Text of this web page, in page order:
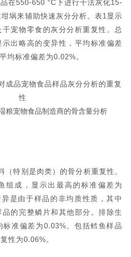
在550-650 °C下进行干法灰化15-
埚来辅助快速灰分分析。表1显示
宠物零食的灰分分析重复性。总
出略高的变异性，平均标准偏差
均标准偏差为0.02%。
成品宠物食品样品灰分分析的重复
性
（特别是肉类）的骨分析重复性。
组成，显示出最高的标准偏差为
是由于样品的非均质性质，其中
的完整鳞片和其他部分。排除生
准偏差为0.03%。包括鳕鱼样品
性为0.06%。